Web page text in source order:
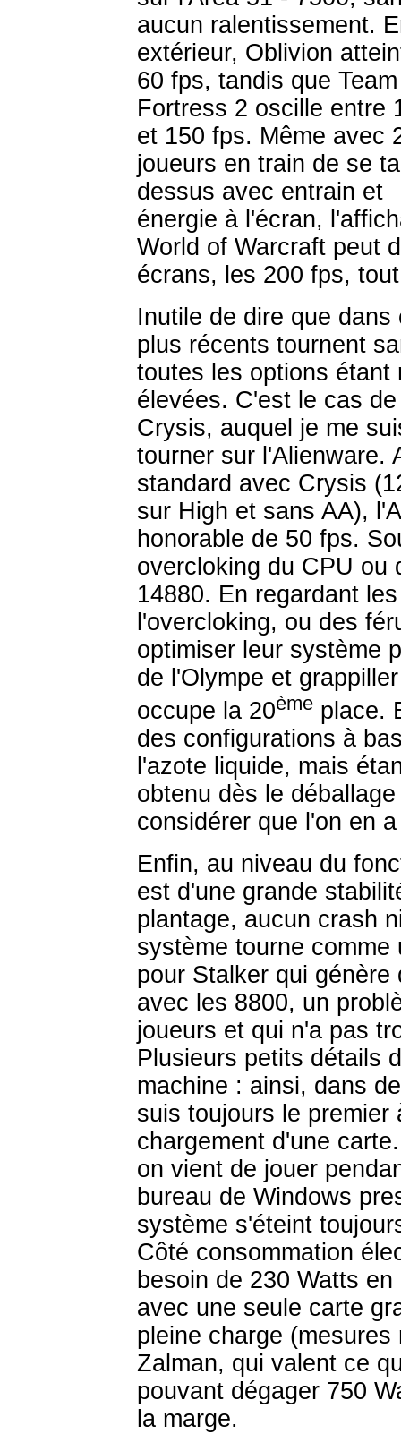
aucun ralentissement.
extérieur, Oblivion
60 fps, tandis que Team
Fortress 2 oscille entre
et 150 fps. Même avec
joueurs en train de se
dessus avec entrain et
énergie à l'écran,
World of Warcraft peut
écrans, les 200 fps,
Inutile de dire que
plus récents tournent
toutes les options étant
élevées. C'est le cas
Crysis, auquel je me
tourner sur l'Alienware.
standard avec Crysis
sur High et sans AA),
honorable de 50 fps.
overcloking du CPU ou
14880. En regardant
l'overcloking, ou des
optimiser leur système
de l'Olympe et
occupe la 20ème place.
des configurations à
l'azote liquide, mais
obtenu dès le
considérer que l'on en
Enfin, au niveau du
est d'une grande
plantage, aucun crash
système tourne
pour Stalker qui
avec les 8800, un
joueurs et qui n'a pas
Plusieurs petits détails
machine : ainsi, dans
suis toujours le
chargement d'une
on vient de jouer
bureau de Windows
système s'éteint
Côté consommation
besoin de 230 Watts
avec une seule carte
pleine charge
Zalman, qui valent ce
pouvant dégager 750
la marge.